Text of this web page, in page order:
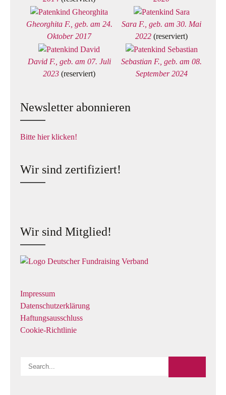
Gheorghita F., geb. am 24.
Oktober 2017
Sara F., geb. am 30. Mai
2022 (reserviert)
David F., geb. am 07. Juli
2023 (reserviert)
Sebastian F., geb. am 08.
September 2024
Newsletter abonnieren
Bitte hier klicken!
Wir sind zertifiziert!
Wir sind Mitglied!
Impressum
Datenschutzerklärung
Haftungsausschluss
Cookie-Richtlinie